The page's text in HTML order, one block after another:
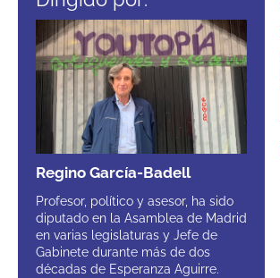
Regino García-Badell
Profesor, político y asesor, ha sido
diputado en la Asamblea de Madrid
en varias legislaturas y Jefe de
Gabinete durante más de dos
décadas de Esperanza Aguirre.